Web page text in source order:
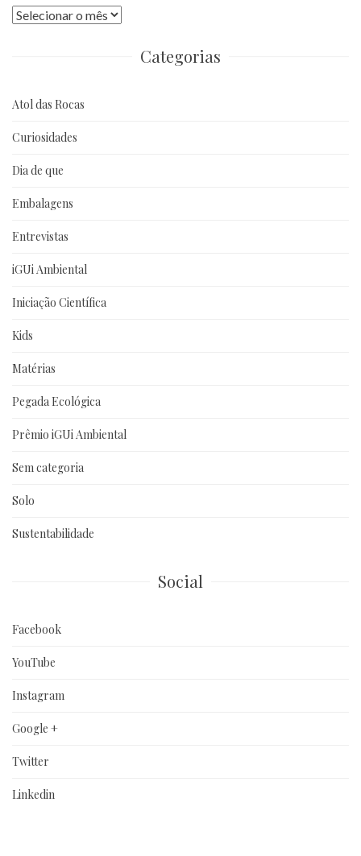
Publicações
Categorias
Atol das Rocas
Curiosidades
Dia de que
Embalagens
Entrevistas
iGUi Ambiental
Iniciação Científica
Kids
Matérias
Pegada Ecológica
Prêmio iGUi Ambiental
Sem categoria
Solo
Sustentabilidade
Social
Facebook
YouTube
Instagram
Google +
Twitter
Linkedin